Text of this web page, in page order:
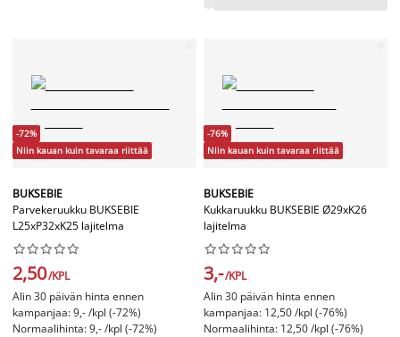
-72%
Niin kauan kuin tavaraa riittää
BUKSEBIE
Parvekeruukku BUKSEBIE
L25xP32xK25 lajitelma






2,50/KPL
Alin 30 päivän hinta ennen
kampanjaa: 9,- /kpl (-72%)
Normaalihinta: 9,- /kpl (-72%)
-76%
Niin kauan kuin tavaraa riittää
BUKSEBIE
Kukkaruukku BUKSEBIE Ø29xK26
lajitelma






3,-/KPL
Alin 30 päivän hinta ennen
kampanjaa: 12,50 /kpl (-76%)
Normaalihinta: 12,50 /kpl (-76%)